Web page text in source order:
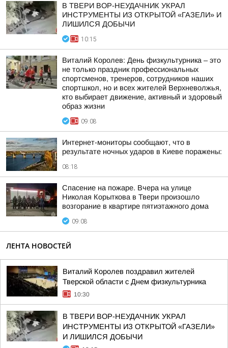
В ТВЕРИ ВОР-НЕУДАЧНИК УКРАЛ
ИНСТРУМЕНТЫ ИЗ ОТКРЫТОЙ «ГАЗЕЛИ» И
ЛИШИЛСЯ ДОБЫЧИ
10:15
Виталий Королев: День физкультурника – это
не только праздник профессиональных
спортсменов, тренеров, сотрудников наших
спортшкол, но и всех жителей Верхневолжья,
кто выбирает движение, активный и здоровый
образ жизни
09:08
Интернет-мониторы сообщают, что в
результате ночных ударов в Киеве поражены:
08:18
Спасение на пожаре. Вчера на улице
Николая Корыткова в Твери произошло
возгорание в квартире пятиэтажного дома
09:08
ЛЕНТА НОВОСТЕЙ
Виталий Королев поздравил жителей
Тверской области с Днем физкультурника
10:30
В ТВЕРИ ВОР-НЕУДАЧНИК УКРАЛ
ИНСТРУМЕНТЫ ИЗ ОТКРЫТОЙ «ГАЗЕЛИ»
И ЛИШИЛСЯ ДОБЫЧИ